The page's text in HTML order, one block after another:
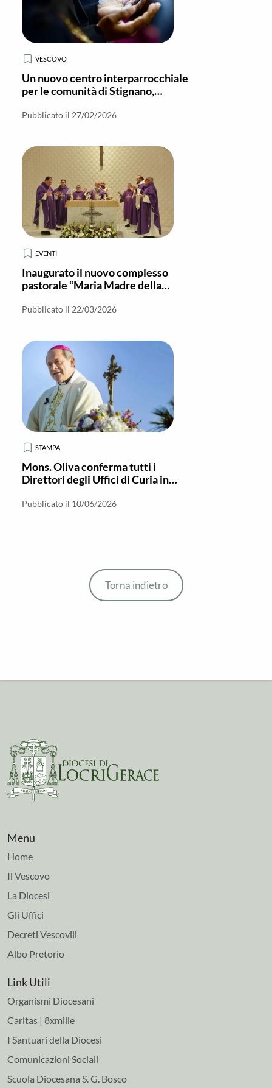
VESCOVO
Un nuovo centro interparrocchiale
per le comunità di Stignano,
Pubblicato il 27/02/2026
EVENTI
Inaugurato il nuovo complesso
pastorale “Maria Madre della
Pubblicato il 22/03/2026
STAMPA
Mons. Oliva conferma tutti i
Direttori degli Uffici di Curia in
Vescovo
Pubblicato il 10/06/2026
Torna indietro
Menu
Home
Il Vescovo
La Diocesi
Gli Uffici
Decreti Vescovili
Albo Pretorio
Link Utili
Organismi Diocesani
Caritas | 8xmille
I Santuari della Diocesi
Comunicazioni Sociali
Scuola Diocesana S. G. Bosco